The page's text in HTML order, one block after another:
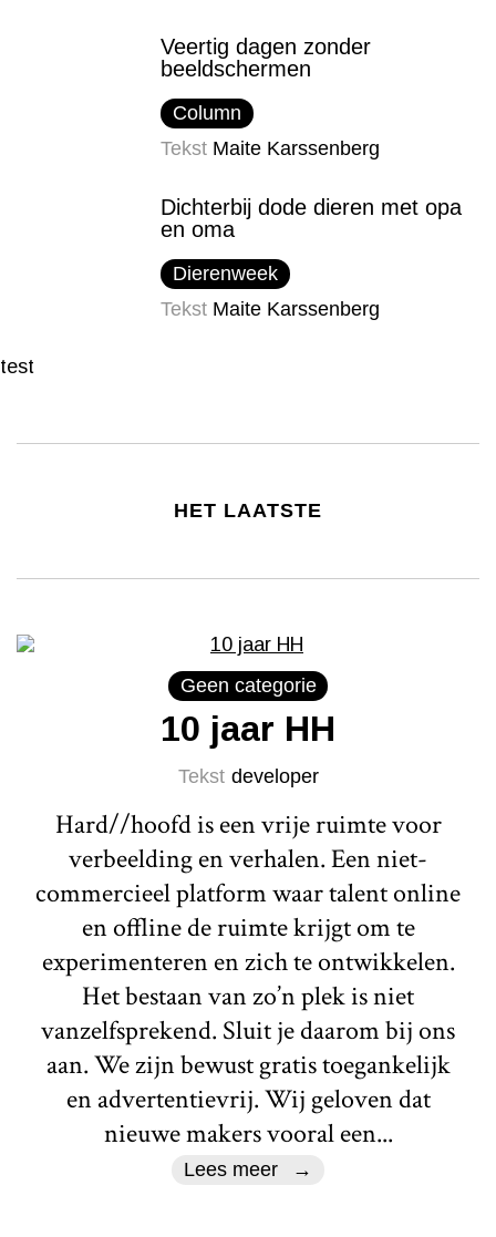
Veertig dagen zonder
beeldschermen
Column
Tekst Maite Karssenberg
Dichterbij dode dieren met opa
en oma
Dierenweek
Tekst Maite Karssenberg
test
HET LAATSTE
Geen categorie
10 jaar HH
Tekst developer
Hard//hoofd is een vrije ruimte voor
verbeelding en verhalen. Een niet-
commercieel platform waar talent online
en offline de ruimte krijgt om te
experimenteren en zich te ontwikkelen.
Het bestaan van zo’n plek is niet
vanzelfsprekend. Sluit je daarom bij ons
aan. We zijn bewust gratis toegankelijk
en advertentievrij. Wij geloven dat
nieuwe makers vooral een...
Lees meer